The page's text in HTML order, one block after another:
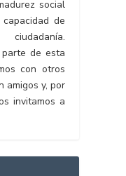
social
de
de esta
con otros
amigos y, por
invitamos a